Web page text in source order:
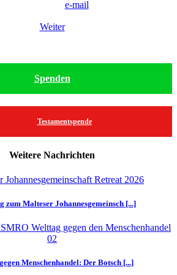
e-mail
Weiter
Spenden
Testamentspende
Weitere Nachrichten
zum Malteser Johannesgemeinsch [...]
Menschenhandel: Der Botsch [...]